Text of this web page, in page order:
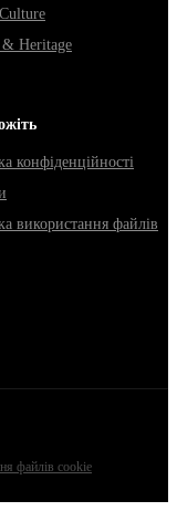
Heritage
конфіденційності
використання файлів
файлів cookie